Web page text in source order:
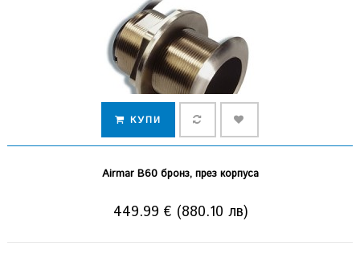
КУПИ
Airmar B60 бронз, през корпуса
449.99 € (880.10 лв)